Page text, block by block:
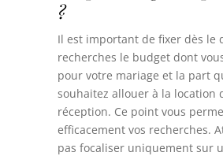
?
Il est important de fixer dès le
recherches le budget dont
pour votre mariage et la part
souhaitez allouer à la location
réception. Ce point vous
efficacement vos recherches.
pas focaliser uniquement sur